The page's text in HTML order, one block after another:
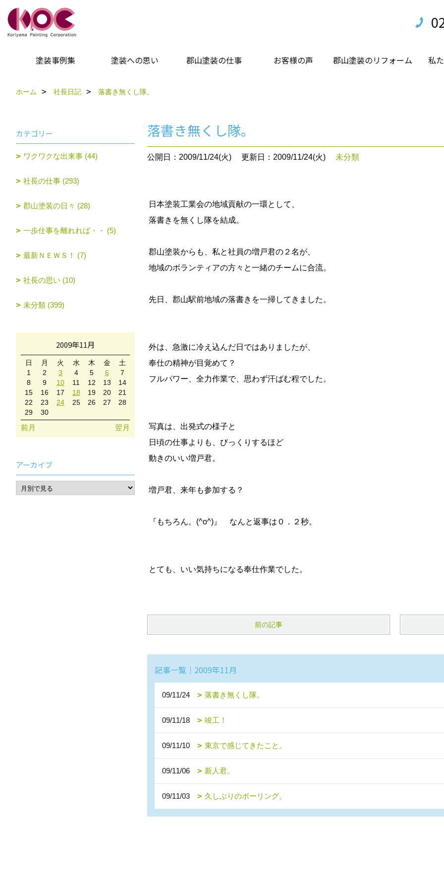
塗装事例集 塗装への思い 郡山塗装の仕事 お客様の声 郡山塗装のリフォーム 私
ホーム 社長日記 落書き無くし隊。
落書き無くし隊。
公開日：2009/11/24(火) 更新日：2009/11/24(火) 未分類
日本塗装工業会の地域貢献の一環として、
落書きを無くし隊を結成。
郡山塗装からも、私と社員の増戸君の２名が、
地域のボランティアの方々と一緒のチームに合流。
先日、郡山駅前地域の落書きを一掃してきました。
外は、急激に冷え込んだ日ではありましたが、
奉仕の精神が目覚めて？
フルパワー、全力作業で、思わず汗ばむ程でした。
写真は、出発式の様子と
日頃の仕事よりも、びっくりするほど
動きのいい増戸君。
増戸君、来年も参加する？
『もちろん。(^o^)』 なんと返事は０．２秒。
とても、いい気持ちになる奉仕作業でした。
前の記事
記事一覧｜2009年11月
09/11/24 落書き無くし隊。
09/11/18 竣工！
09/11/10 東京で感じてきたこと。
09/11/06 新人君。
09/11/03 久しぶりのボーリング。
カテゴリー
ワクワクな出来事 (44)
社長の仕事 (293)
郡山塗装の日々 (28)
一歩仕事を離れれば・・ (5)
最新ＮＥＷＳ！ (7)
社長の思い (10)
未分類 (399)
2009年11月
日 月 火 水 木 金
土
1
2 3 4 5 6
7
8
9 10 11 12 13
14
15
16 17 18 19 20
21
22
23 24 25 26 27
28
29
30
前月 翌月
アーカイブ